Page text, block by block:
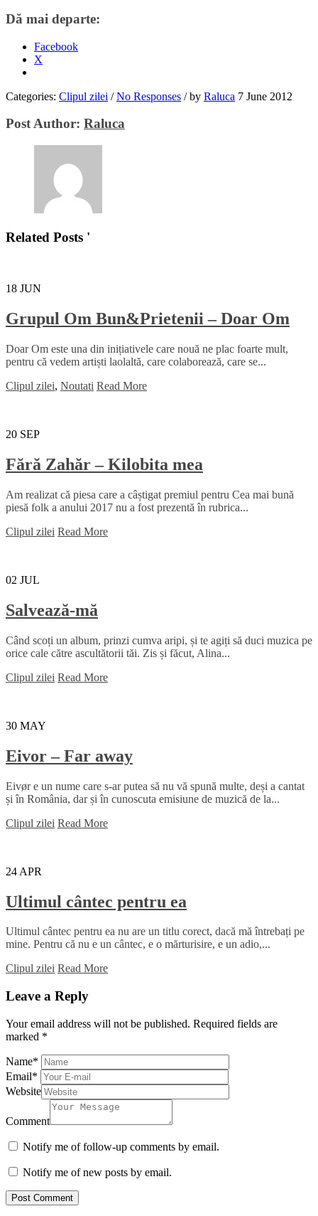
Dă mai departe:
Facebook
X
Categories: Clipul zilei / No Responses /by Raluca 7 June 2012
Post Author: Raluca
Related Posts '
18 JUN
Grupul Om Bun&Prietenii – Doar Om
Doar Om este una din inițiativele care nouă ne plac foarte mult,
pentru că vedem artiști laolaltă, care colaborează, care se...
Clipul zilei, Noutati Read More
20 SEP
Fără Zahăr – Kilobita mea
Am realizat că piesa care a câștigat premiul pentru Cea mai bună
piesă folk a anului 2017 nu a fost prezentă în rubrica...
Clipul zilei Read More
02 JUL
Salvează-mă
Când scoți un album, prinzi cumva aripi, și te agiți să duci muzica pe
orice cale către ascultătorii tăi. Zis și făcut, Alina...
Clipul zilei Read More
30 MAY
Eivor – Far away
Eivør e un nume care s-ar putea să nu vă spună multe, deși a cantat
și în România, dar și în cunoscuta emisiune de muzică de la...
Clipul zilei Read More
24 APR
Ultimul cântec pentru ea
Ultimul cântec pentru ea nu are un titlu corect, dacă mă întrebați pe
mine. Pentru că nu e un cântec, e o mărturisire, e un adio,...
Clipul zilei Read More
Leave a Reply
Your email address will not be published. Required fields are
marked *
Name*
Email*
Website
Comment
Notify me of follow-up comments by email.
Notify me of new posts by email.